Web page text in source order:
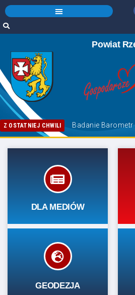
Powiat
Z OSTATNIEJ CHWILI Badanie
Razem w
14 sierpnia 2026
DLA MEDIÓW
RZECZNIK
PRASOWY
GEODEZJA
Zobacz